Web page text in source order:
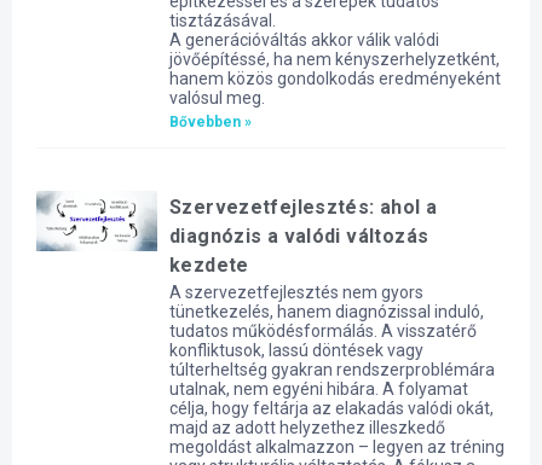
tisztázásával.
A generációváltás akkor válik valódi
jövőépítéssé, ha nem kényszerhelyzetként,
hanem közös gondolkodás eredményeként
valósul meg.
Bővebben »
Szervezetfejlesztés: ahol a
diagnózis a valódi változás
kezdete
A szervezetfejlesztés nem gyors
tünetkezelés, hanem diagnózissal induló,
tudatos működésformálás. A visszatérő
konfliktusok, lassú döntések vagy
túlterheltség gyakran rendszerproblémára
utalnak, nem egyéni hibára. A folyamat
célja, hogy feltárja az elakadás valódi okát,
majd az adott helyzethez illeszkedő
megoldást alkalmazzon – legyen az tréning